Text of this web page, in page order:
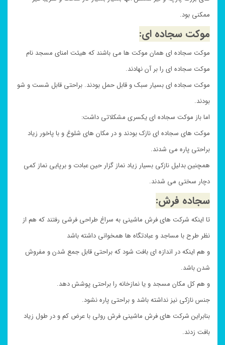
ممکنی بود.
موکت سجاده ای:
موکت سجاده ای همان موکت ها می باشند که هیئت امنای مسجد نام
موکت سجاده ای را بر آن نهادند.
موکت سجاده ای بسیار سبک و قابل حمل بودند. براحتی قابل شست و شو
بودند.
اما باز موکت سجاده ای یکسری مشکلاتی داشت:
موکت های سجاده ای نازک بودند و در مکان های شلوغ و با پاخور زیاد
براحتی پاره می شدند.
همچنین بدلیل نازکی بسیار زیاد نماز گزار حین عبادت و برپایی نماز کمی
دچار سختی می شدند.
سجاده فرش:
تا اینکه شرکت های فرش ماشینی به سراغ طراحی فرشی رفتند که هم از
نظر طرح با مساجد و عبادتگاه ها همخوانی داشته باشد
و هم اینکه در اندازه ای بافت شود که براحتی قابل جمع شدن و مفروش
شدن باشد.
و هم کل مکان مسجد و یا نمازخانه را براحتی پوشش دهد.
جنس نازکی نیز نداشته باشد و براحتی پاره نشود.
بنابراین شرکت های فرش ماشینی فرش رولی با عرض کم و در طول زیاد
بافت زدند.